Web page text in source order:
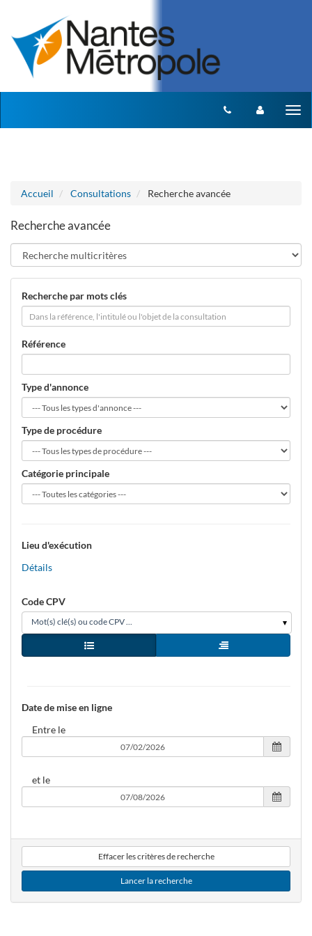
Accueil Consultations Recherche avancée
Recherche avancée
Recherche par mots clés
Référence
Type d'annonce
Type de procédure
Catégorie principale
Lieu d'exécution
Détails
Code CPV
Mot(s) clé(s) ou code CPV ...
Vue simple
Vue arborescence
Date de mise en ligne
Entre le
et le